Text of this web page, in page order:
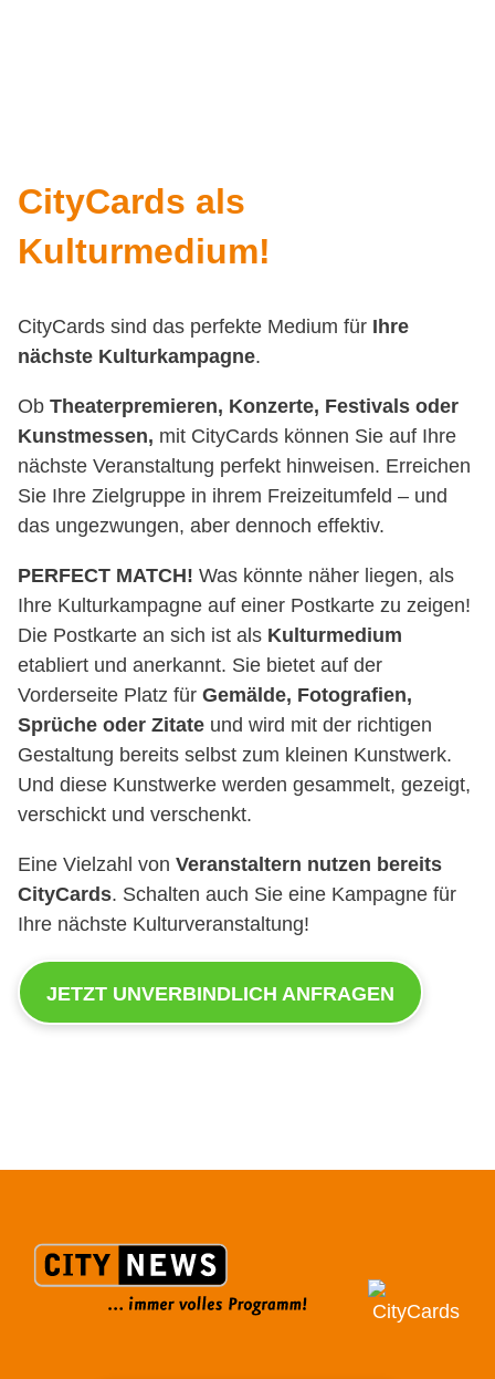
CityCards als
Kulturmedium!
CityCards sind das perfekte Medium für Ihre
nächste Kulturkampagne.
Ob Theaterpremieren, Konzerte, Festivals oder
Kunstmessen, mit CityCards können Sie auf Ihre
nächste Veranstaltung perfekt hinweisen. Erreichen
Sie Ihre Zielgruppe in ihrem Freizeitumfeld – und
das ungezwungen, aber dennoch effektiv.
PERFECT MATCH! Was könnte näher liegen, als
Ihre Kulturkampagne auf einer Postkarte zu zeigen!
Die Postkarte an sich ist als Kulturmedium
etabliert und anerkannt. Sie bietet auf der
Vorderseite Platz für Gemälde, Fotografien,
Sprüche oder Zitate und wird mit der richtigen
Gestaltung bereits selbst zum kleinen Kunstwerk.
Und diese Kunstwerke werden gesammelt, gezeigt,
verschickt und verschenkt.
Eine Vielzahl von Veranstaltern nutzen bereits
CityCards. Schalten auch Sie eine Kampagne für
Ihre nächste Kulturveranstaltung!
JETZT UNVERBINDLICH ANFRAGEN